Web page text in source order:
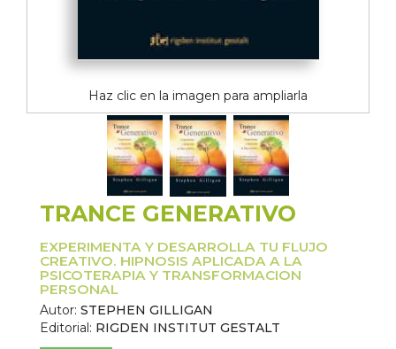
Haz clic en la imagen para ampliarla
TRANCE GENERATIVO
EXPERIMENTA Y DESARROLLA TU FLUJO
CREATIVO. HIPNOSIS APLICADA A LA
PSICOTERAPIA Y TRANSFORMACION
PERSONAL
Autor: STEPHEN GILLIGAN
Editorial: RIGDEN INSTITUT GESTALT